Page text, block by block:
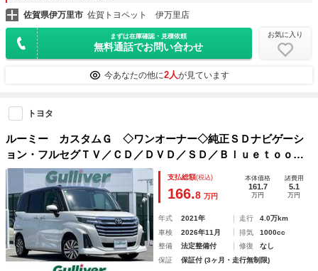
佐賀県伊万里市 佐賀トヨペット 伊万里店
まずは在庫確認・見積依頼
無料通話でお問い合わせ
お気に入り
今あなたの他に2人が見ています
トヨタ
ルーミー カスタムＧ ◇ワンオーナー◇純正ＳＤナビゲーシ
ョン・フルセグＴＶ／ＣＤ／ＤＶＤ／ＳＤ／Ｂｌｕｅｔｏｏｔ
ｈ◇バックカメラ◇両側パワースライドドア◇電子パーキング
ブレーキ・ＡＵＴＯ ＨＯＬＤ機能◇ＤＮ席
支払総額(税込)
166.8 万円
本体価格
161.7
万円
諸費用
5.1
万円
年式 2021年 走行
4.0万km
車検
2026年11月 排気
1000cc
整備
法定整備付 修復
なし
保証
保証付 (3ヶ月・走行無制限)